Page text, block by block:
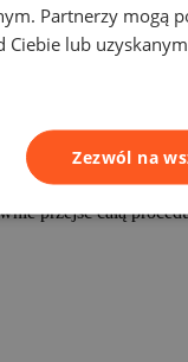
rekompensaty za
trybie i terminie
przejść całą
Partnerzy mogą
lub
Zezwól na